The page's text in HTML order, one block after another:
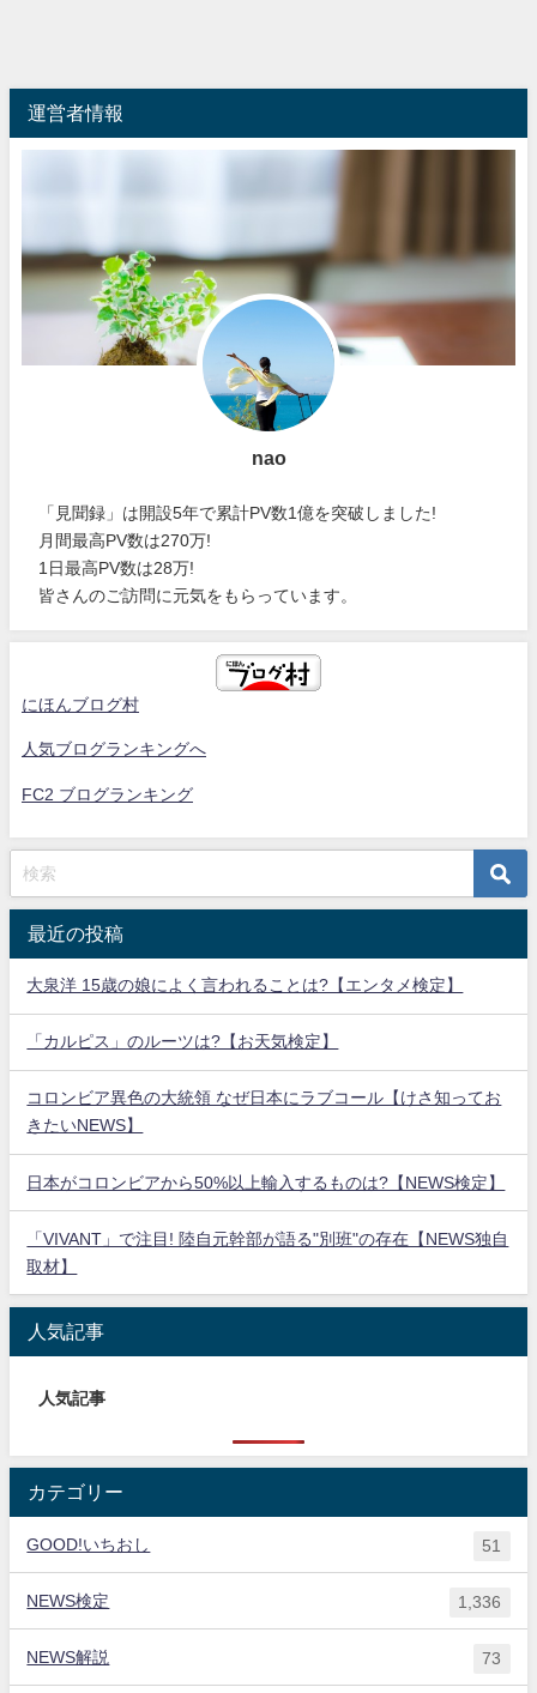
運営者情報
nao
「見聞録」は開設5年で累計PV数1億を突破しました!
月間最高PV数は270万!
1日最高PV数は28万!
皆さんのご訪問に元気をもらっています。
にほんブログ村
人気ブログランキングへ
FC2 ブログランキング
最近の投稿
大泉洋 15歳の娘によく言われることは?【エンタメ検定】
「カルピス」のルーツは?【お天気検定】
コロンビア異色の大統領 なぜ日本にラブコール【けさ知ってお
きたいNEWS】
日本がコロンビアから50%以上輸入するものは?【NEWS検定】
「VIVANT」で注目! 陸自元幹部が語る"別班"の存在【NEWS独自
取材】
人気記事
人気記事
カテゴリー
GOOD!いちおし 51
NEWS検定 1,336
NEWS解説 73